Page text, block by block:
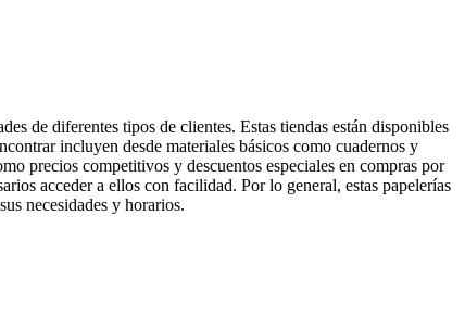
de diferentes tipos de clientes. Estas tiendas están disponibles
incluyen desde materiales básicos como cuadernos y
precios competitivos y descuentos especiales en compras por
acceder a ellos con facilidad. Por lo general, estas papelerías
necesidades y horarios.